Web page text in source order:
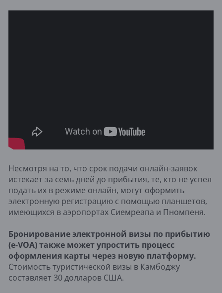
Несмотря на то, что срок подачи онлайн-заявок
истекает за семь дней до прибытия, те, кто не успел
подать их в режиме онлайн, могут оформить
электронную регистрацию с помощью планшетов,
имеющихся в аэропортах Сиемреапа и Пномпеня.
Бронирование электронной визы по прибытию
(e-VOA) также может упростить процесс
оформления карты через новую платформу.
Стоимость туристической визы в Камбоджу
составляет 30 долларов США.